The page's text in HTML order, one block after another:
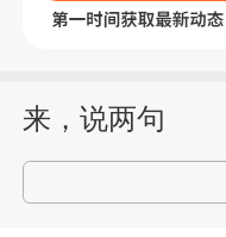
来，说两句